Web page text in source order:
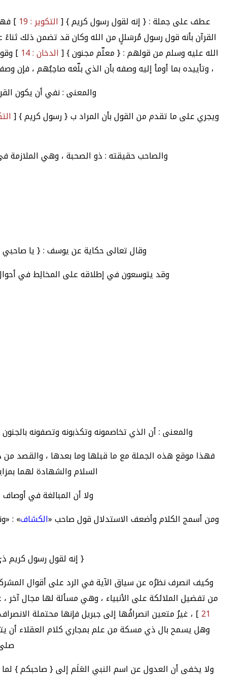
عطف على جملة : { إنه لقول رسول كريم } [التكوير : 19
]
القرآن بأنه قول رسول مُرسَللٍ من الله وكان قد تضمن ذلك
الله عليه وسلم من قولهم : { معلّم مجنون } [الدخان : 14
]
، وتأييده بما أومأ إليه وصفه بأن الذي بلّغه صاحِبُهم ،
والمعنى : نفي أن يكون
ويجري على ما تقدم من القول بأن المراد ب { رسول كريم } [
والصاحب حقيقته : ذو الصحبة ، وهي الملازمة
وقال تعالى حكاية عن يوسف : { يا
وقد يتوسعون في إطلاقه على المخالِط في
والمعنى : أن الذي تخاصمونه وتكذبونه وتصفونه
فهذا موقع هذه الجملة مع ما قبلها وما بعدها ، والقصد
السلام والشهادة لهما
ولا أن المبالغة في
ومن أسمج الكلام وأضعف الاستدلال قول صاحب «الكشاف» :
{ إنه لقول رسول
وكيف انصرف نظرُه عن سياق الآية في الرد على أقوال
من تفضيل الملائكة على الأنبياء ، وهي مسألة لها مجال
21] ، غيرُ متعين انصرافُها إلى جبريل فإنها محتملة
وهل يسمح بال ذي مسكة من علم بمجاري كلام العقلاء أن
ولا يخفى أن العدول عن اسم النبي العَلَم إلى { صاحبكم }